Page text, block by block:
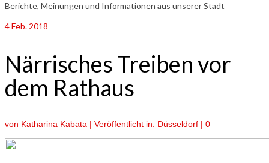
Berichte, Meinungen und Informationen aus unserer Stadt
4Feb. 2018
Närrisches Treiben vor
dem Rathaus
von Katharina Kabata | Veröffentlicht in: Düsseldorf | 0